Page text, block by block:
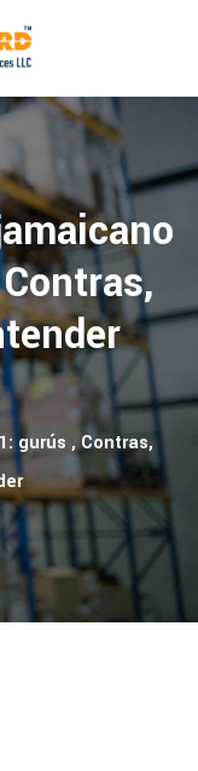
gurús , Contras,